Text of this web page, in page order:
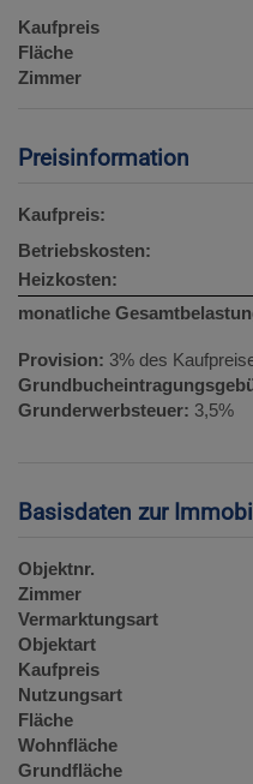
Kaufpreis
Fläche
Zimmer
Preisinformation
Kaufpreis:
Betriebskosten:
Heizkosten:
monatliche
Provision: 3% des
Grunderwerbsteuer: 3,5%
Basisdaten zur
Objektnr.
Zimmer
Vermarktungsart
Objektart
Kaufpreis
Nutzungsart
Fläche
Wohnfläche
Grundfläche